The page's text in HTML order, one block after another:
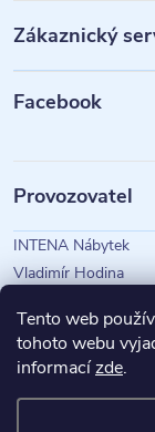
Tento web
tohoto webu
informacízde.
p
aZákaznický
Facebook
Provozovatel
INTENA Nábytek
Vladimír Hodina